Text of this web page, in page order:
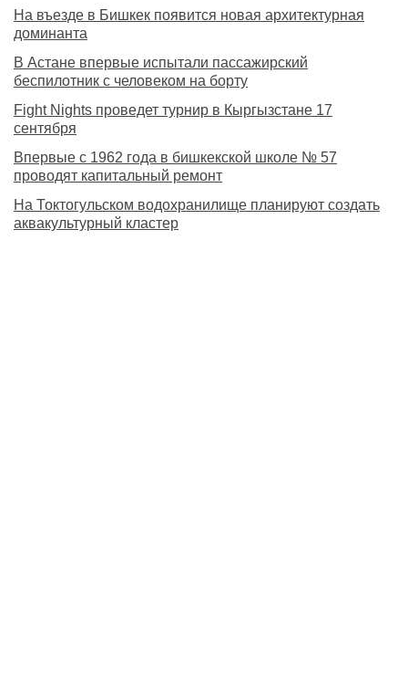
На въезде в Бишкек появится новая архитектурная
доминанта
В Астане впервые испытали пассажирский
беспилотник с человеком на борту
Fight Nights проведет турнир в Кыргызстане 17
сентября
Впервые с 1962 года в бишкекской школе № 57
проводят капитальный ремонт
На Токтогульском водохранилище планируют создать
аквакультурный кластер